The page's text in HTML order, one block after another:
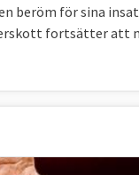
beröm för sina
fortsätter att